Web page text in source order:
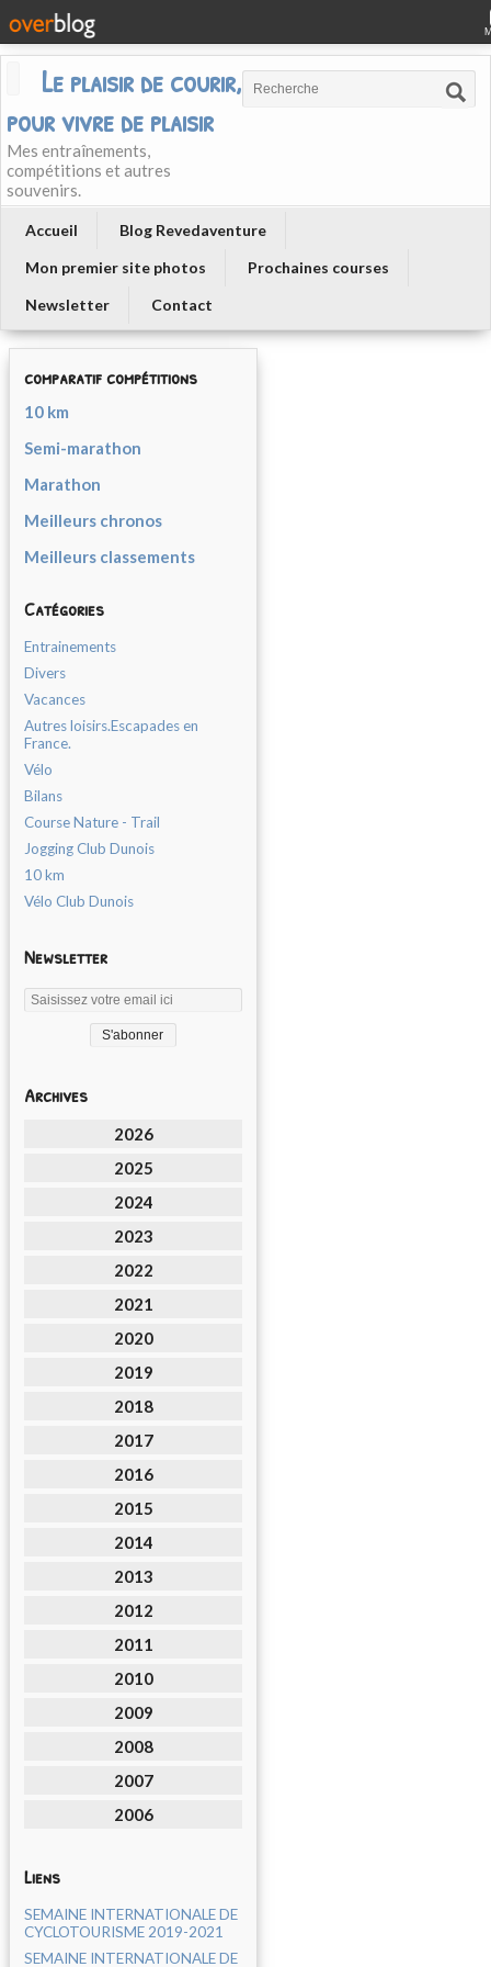
Le plaisir de courir, courir
pour vivre de plaisir
Mes entraînements,
compétitions et autres
souvenirs.
Accueil
Blog Revedaventure
Mon premier site photos
Prochaines courses
Newsletter
Contact
comparatif compétitions
10 km
Semi-marathon
Marathon
Meilleurs chronos
Meilleurs classements
Catégories
Entrainements
Divers
Vacances
Autres loisirs.Escapades en
France.
Vélo
Bilans
Course Nature - Trail
Jogging Club Dunois
10 km
Vélo Club Dunois
Newsletter
Archives
2026
2025
2024
2023
2022
2021
2020
2019
2018
2017
2016
2015
2014
2013
2012
2011
2010
2009
2008
2007
2006
Liens
SEMAINE INTERNATIONALE DE
CYCLOTOURISME 2019-2021
SEMAINE INTERNATIONALE DE